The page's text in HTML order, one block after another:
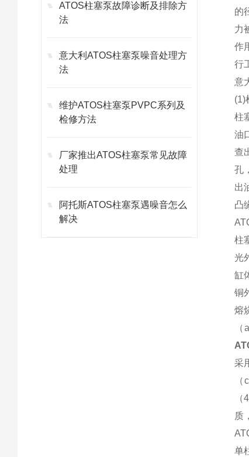
ATOS柱塞泵故障诊断及排除方
法
意大利ATOS柱塞泵噪音处理方
法
维护ATOS柱塞泵PVPC系列及
检修方法
厂家推出ATOS柱塞泵常见故障
处理
阿托斯ATOS柱塞泵遇噪音怎么
解决
的
力
作
行
意
(1)
柱
油
查
孔
出
凸
柱
光
缸
铜
熔
采
质
单